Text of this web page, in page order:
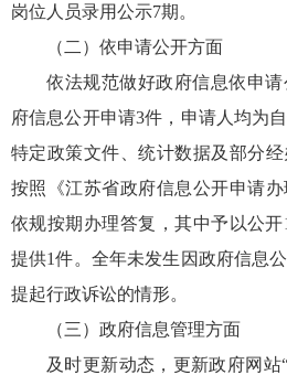
岗位人员录用公示7期。
（二）依申请公开方面
依法规范做好政府信息依申
府信息公开申请3件，申请人均为
特定政策文件、统计数据及部分
按照《江苏省政府信息公开申请
依规按期办理答复，其中予以公
提供1件。全年未发生因政府信息
提起行政诉讼的情形。
（三）政府信息管理方面
及时更新动态，更新政府网站